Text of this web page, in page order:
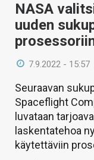
NASA
uuden
7.9.2022 - 15:57
Seuraavan
Spaceflight
luvataan
laskentatehoa
käytettäviin